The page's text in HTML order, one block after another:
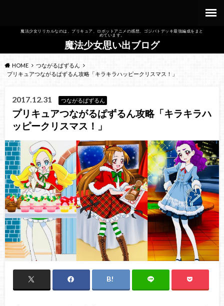
魔法少女リリカルなのは、プリキュア、ロボットアニメの感想、ゴジバトデッキ最強編成をまと
めています。
魔法少女思い出ブログ
HOME
つながるぱずるん
プリキュアつながるぱずるん攻略「キラキラハッピークリスマス！」
2017.12.31 つながるぱずるん
プリキュアつながるぱずるん攻略「キラキラハ
ッピークリスマス！」